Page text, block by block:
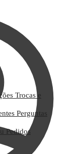
Trocas e
Perguntas